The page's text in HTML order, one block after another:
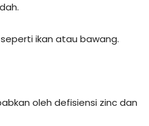
ikan atau bawang.
oleh defisiensi zinc dan